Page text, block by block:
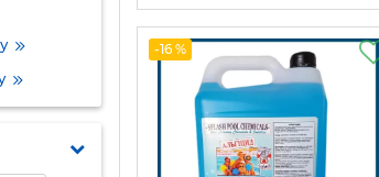
-16 %